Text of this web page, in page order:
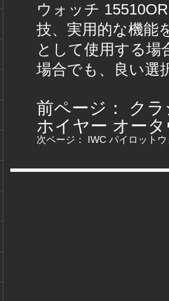
ウォッチ
技、実用的な機能
として使用する
場合でも、良い選
前ページ： ク
ホイヤー オー
次ページ： IWC パイロット